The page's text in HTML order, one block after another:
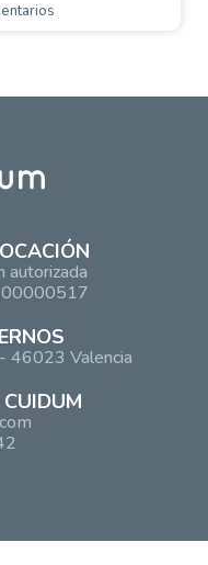
autorizada
46023 Valencia